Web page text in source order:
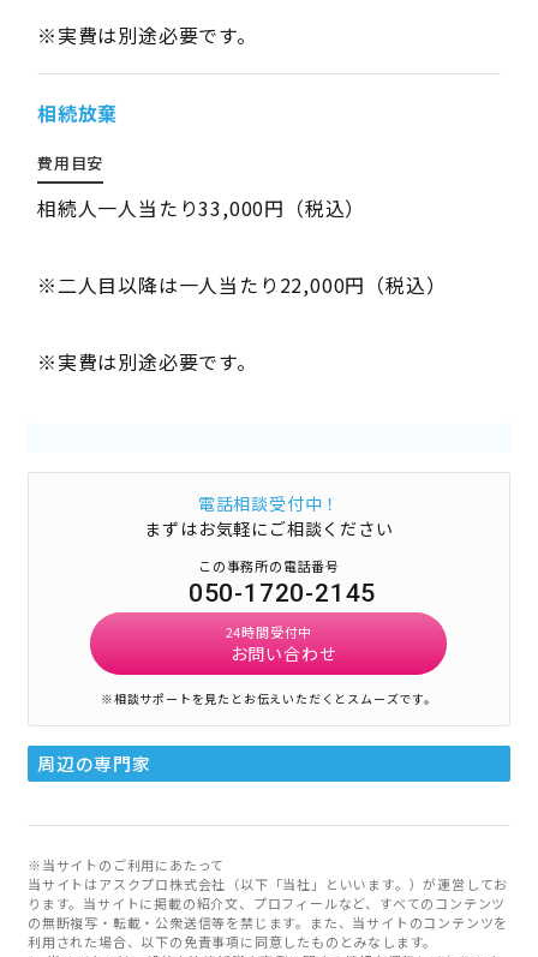
※実費は別途必要です。
相続放棄
費用目安
相続人一人当たり33,000円（税込）
※二人目以降は一人当たり22,000円（税込）
※実費は別途必要です。
電話相談受付中！
まずはお気軽にご相談ください
この事務所の電話番号
050-1720-2145
24時間受付中
お問い合わせ
※相談サポートを見たとお伝えいただくとスムーズです。
周辺の専門家
※当サイトのご利用にあたって
当サイトはアスクプロ株式会社（以下「当社」といいます。）が運営してお
ります。当サイトに掲載の紹介文、プロフィールなど、すべてのコンテンツ
の無断複写・転載・公衆送信等を禁じます。また、当サイトのコンテンツを
利用された場合、以下の免責事項に同意したものとみなします。